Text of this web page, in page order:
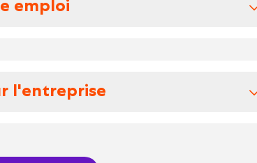
emploi
l'entreprise
Seuls des emplois pouvant déboucher